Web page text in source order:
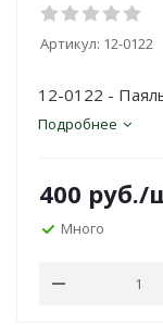
Артикул: 12-0122
12-0122 -
Подробнее
400 руб./
Много